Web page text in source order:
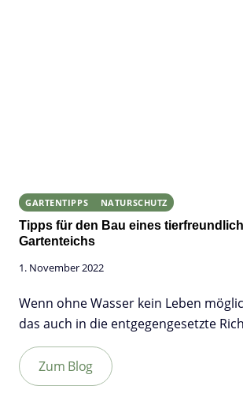
GARTENTIPPS NATURSCHUTZ
Tipps für den Bau eines
Gartenteichs
1. November 2022
Wenn ohne Wasser kein Leben
das auch in die entgegengesetzte
Zum Blog